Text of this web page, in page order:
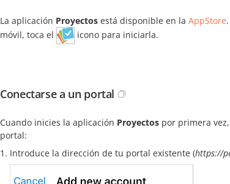
La aplicación Proyectos está disponible en la AppStore
móvil, toca el
icono para iniciarla.
Conectarse a un portal
Cuando inicies la aplicación Proyectos por primera
portal:
Introduce la dirección de tu portal existente (https://